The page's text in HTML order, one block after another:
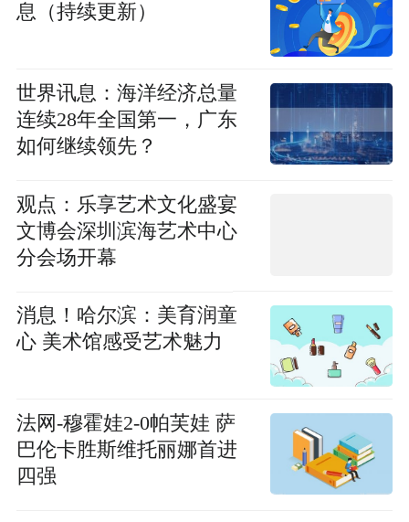
息（持续更新）
世界讯息：海洋经济总量
连续28年全国第一，广东
如何继续领先？
观点：乐享艺术文化盛宴
文博会深圳滨海艺术中心
分会场开幕
消息！哈尔滨：美育润童
心 美术馆感受艺术魅力
法网-穆霍娃2-0帕芙娃 萨
巴伦卡胜斯维托丽娜首进
四强